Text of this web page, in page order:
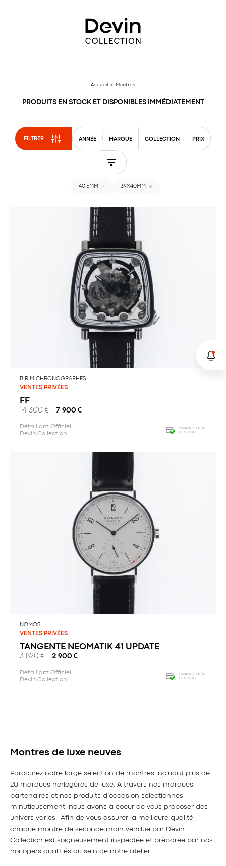
Accueil > Montres
PRODUITS EN STOCK ET DISPONIBLES IMMÉDIATEMENT
FILTRER ANNÉE MARQUE COLLECTION PRIX
40,5MM 39X40MM
B.R.M CHRONOGRAPHES
VENTES PRIVÉES
FF
14 300€ 7 900 €
Détaillant Officiel
Devin Collection
FINANCEMENT
POSSIBLE
NOMOS
VENTES PRIVÉES
TANGENTE NEOMATIK 41 UPDATE
3 820€ 2 900 €
Détaillant Officiel
Devin Collection
FINANCEMENT
POSSIBLE
Montres de luxe neuves
Parcourez notre large sélection de montres incluant plus de
20 marques horlogères de luxe. A travers nos marques
partenaires et nos produits d’occasion sélectionnés
minutieusement, nous avons à coeur de vous proposer des
univers variés. Afin de vous assurer la meilleure qualité,
chaque montre de seconde main vendue par Devin
Collection est soigneusement inspectée et préparée par nos
horlogers qualifiés au sein de notre atelier.